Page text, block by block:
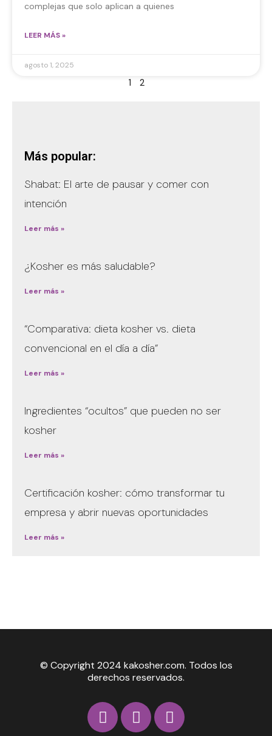
complejas que solo aplican a quienes
LEER MÁS »
agosto 1, 2025
1 2
Más popular:
Shabat: El arte de pausar y comer con
intención
Leer más »
¿Kosher es más saludable?
Leer más »
“Comparativa: dieta kosher vs. dieta
convencional en el día a día”
Leer más »
Ingredientes “ocultos” que pueden no ser
kosher
Leer más »
Certificación kosher: cómo transformar tu
empresa y abrir nuevas oportunidades
Leer más »
© Copyright 2024 kakosher.com. Todos los
derechos reservados.